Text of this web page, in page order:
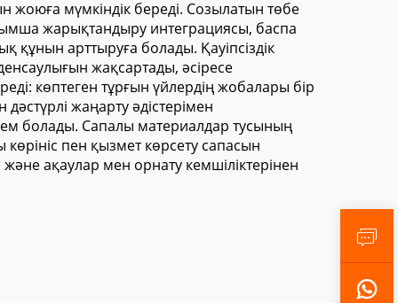
жоюға мүмкіндік береді. Созылатын төбе
жарықтандыру интеграциясы, баспа
құнын арттыруға болады. Қауіпсіздік
жақсартады, әсіресе
көптеген тұрғын үйлердің жобалары бір
жаңарту әдістерімен
болады. Сапалы материалдар тусының
пен қызмет көрсету сапасын
ақаулар мен орнату кемшіліктерінен